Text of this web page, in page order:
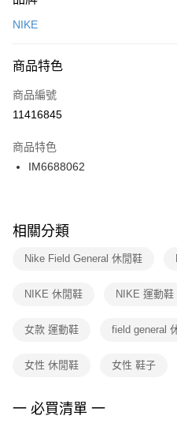
台灣樂天信用卡公司
便利好安心！
３．安心：先確認商品／服務後，再付
【「AFTEE先享後付」結帳流程】
１．於結帳方式選擇「AFTEE先享後
２．訂單成立數日內，您將收到繳費
３．收到繳費通知簡訊後14天內，點
ATM／網路銀行／等多元方式進行付
※ 交易是否成功請以「AFTEE先享後
是否繳費成功／繳費後需取消欲退款
客戶支援中心」https://
１．透過由恩沛科技股份有限公司提
權轉讓予恩沛科技股份有限公司。
３．未成年的使用者請事先徵得法定
４．使用「AFTEE先享後付」時，將
運送方式
每筆NT$100，滿NT$1,500(含以
宅配
每筆NT$100，滿NT$1,500(含以
付款後門市自取
每筆NT$100，滿NT$1,500(含以
NIKE
商品特色
商品編號
11416845
商品特色
IM6688062
相關分類
Nike Field General 休閒鞋
NIKE 休閒鞋 NIKE 運動鞋
女款 運動鞋 field general
女性 休閒鞋 女性 鞋子
一 必買清單 一